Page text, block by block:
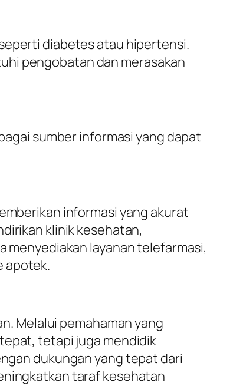
diabetes atau hipertensi.
pengobatan dan merasakan
sumber informasi yang dapat
informasi yang akurat
klinik kesehatan,
menyediakan layanan telefarmasi,
apotek.
Melalui pemahaman yang
tetapi juga mendidik
dukungan yang tepat dari
taraf kesehatan